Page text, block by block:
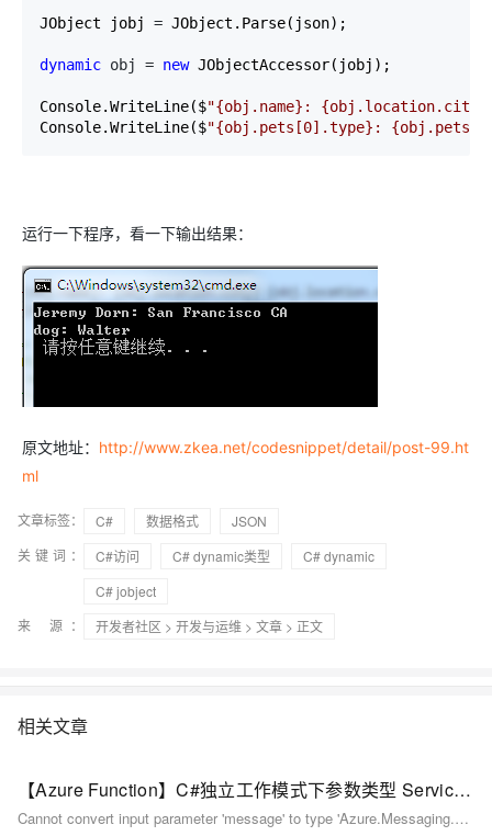
JObject jobj = JObject.Parse(json);
dynamic obj = new JObjectAccessor(jobj);
Console.WriteLine($"{obj.name}:
Console.WriteLine($"{obj.pets[0].type}:
运行一下程序，看一下输出结果：
原文地址： http://www.zkea.net/codesnippet/detail/post-99.ht
ml
文章标签： C# 数据格式
JSON
关键词：
C#访问 C# dynamic类型
C# dynamic
C# jobject
来 源：
开发者社区 > 开发与运维 > 文章 > 正文
相关文章
【Azure Function】C#独立工作模式下参数类型 ServiceBusReceivedMessage 无法正常工作
Cannot convert input parameter 'message' to type 'Azure.Messaging.ServiceBus.ServiceBusReceivedMessage' from type 'System.String'.